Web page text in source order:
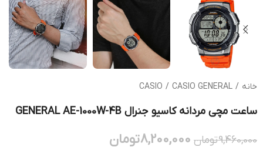
خانه /
CASIO / CASIO GENERAL
ساعت مچی مردانه کاسیو جنرال GENERAL AE-1000W-4B
9,460,000تومان 8,200,000تومان